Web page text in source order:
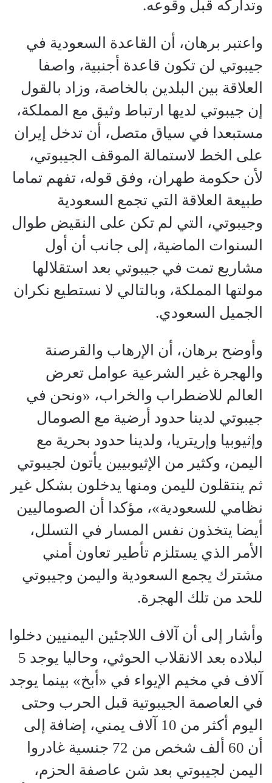
وتداركه قبل وقوعه.
واعتبر برهان، أن القاعدة السعودية في
جيبوتي لن تكون قاعدة أجنبية، واصفا
العلاقة بين البلدين بالخاصة، وزاد بالقول
إن جيبوتي لديها ارتباط وثيق مع المملكة،
مستبعدا في سياق متصل، أن تدخل إيران
على الخط لاستمالة الموقف الجيبوتي،
لأن حكومة طهران، وفق قوله، تفهم تماما
طبيعة العلاقة التي تجمع السعودية
وجيبوتي، التي لم تكن على النقيض طوال
السنوات الماضية، إلى جانب أن أول
مشاريع تمت في جيبوتي بعد استقلالها
مولتها المملكة، وبالتالي لا نستطيع نكران
الجميل السعودي.
وأوضح برهان، أن الإرهاب والقرصنة
والهجرة غير الشرعية عوامل تعرض
العالم للاضطراب والخراب، «ونحن في
جيبوتي لدينا حدود أرضية مع الصومال
وإثيوبيا وإريتريا، ولدينا حدود بحرية مع
اليمن، وكثير من الإثيوبيين يأتون لجيبوتي
ثم ينتقلون لليمن ومنها يدخلون بشكل غير
نظامي للسعودية»، مؤكدا أن الصوماليين
أيضا يتخذون نفس المسار في التسلل،
الأمر الذي يستلزم تأطير تعاون أمني
مشترك يجمع السعودية واليمن وجيبوتي
للحد من تلك الهجرة.
وأشار إلى أن آلاف اللاجئين اليمنيين دخلوا
لبلاده بعد الانقلاب الحوثي، وحاليا يوجد 5
آلاف في مخيم الإيواء في «أبخ» بينما يوجد
في العاصمة الجيبوتية قبل الحرب وحتى
اليوم أكثر من 10 آلاف يمني، إضافة إلى
أن 60 ألف شخص من 72 جنسية غادروا
اليمن لجيبوتي بعد شن عاصفة الحزم،